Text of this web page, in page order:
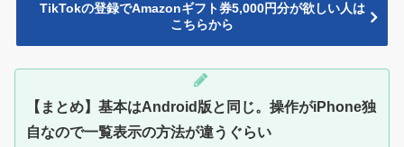
TikTokの登録でAmazonギフト券5,000円分が欲しい人は
こちらから
【まとめ】基本はAndroid版と同じ。操作がiPhone独
自なので一覧表示の方法が違うぐらい